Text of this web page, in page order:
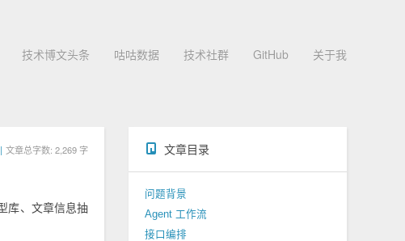
技术博文头条 咕咕数据 技术社群 GitHub 关于我
| 文章总字数: 2,269 字
库、文章信息抽
文章目录
问题背景
Agent 工作流
接口编排